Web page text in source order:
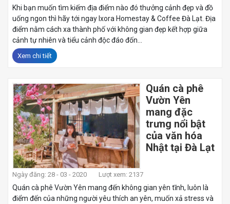
Khi bạn muốn tìm kiếm địa điểm nào đó thưởng cảnh đẹp và đồ
uống ngon thì hãy tới ngay Ixora Homestay & Coffee Đà Lạt. Địa
điểm nằm cách xa thành phố với không gian đẹp kết hợp giữa
cảnh tự nhiên và tiểu cảnh độc đáo đốn...
Xem chi tiết
Quán cà phê
Vườn Yên
mang đặc
trưng nổi bật
của văn hóa
Nhật tại Đà Lạt
Ngày đăng: 28 - 03 - 2020 Lượt xem: 2137
Quán cà phê Vườn Yên mang đến không gian yên tĩnh, luôn là
điểm đến của những người yêu thích an yên, muốn xả stress và